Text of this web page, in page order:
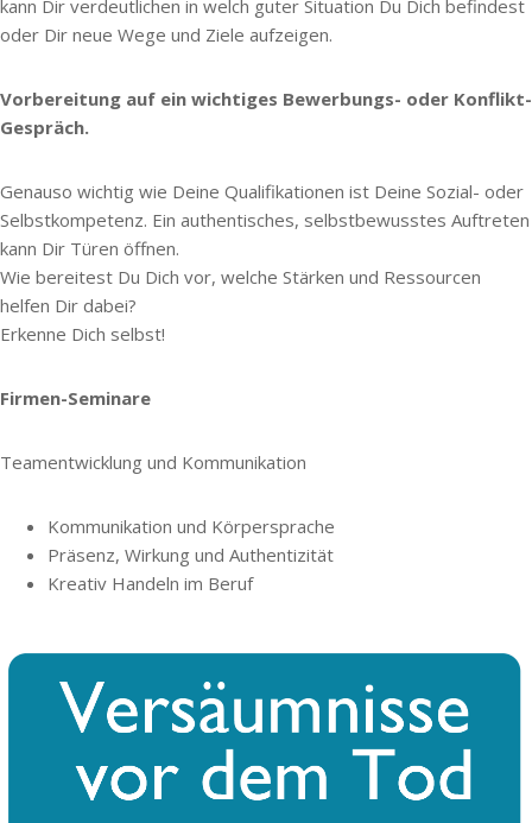
kann Dir verdeutlichen in welch guter Situation Du Dich befindest
oder Dir neue Wege und Ziele aufzeigen.
Vorbereitung auf ein wichtiges Bewerbungs- oder Konflikt-
Gespräch.
Genauso wichtig wie Deine Qualifikationen ist Deine Sozial- oder
Selbstkompetenz. Ein authentisches, selbstbewusstes Auftreten
kann Dir Türen öffnen.
Wie bereitest Du Dich vor, welche Stärken und Ressourcen
helfen Dir dabei?
Erkenne Dich selbst!
Firmen-Seminare
Teamentwicklung und Kommunikation
Kommunikation und Körpersprache
Präsenz, Wirkung und Authentizität
Kreativ Handeln im Beruf